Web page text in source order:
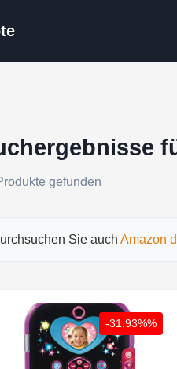
gefunden
Sie auch Amazon
-31.93%%